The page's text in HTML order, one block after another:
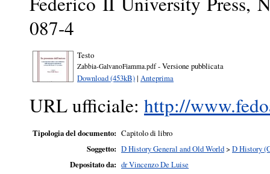
087-4
Testo
Zabbia-GalvanoFiamma.pdf- Versione pubblicata
Download (453kB)| Anteprima
URL ufficiale: http://
Tipologia del documento: Capitolo di libro
Soggetto: D History General and Old World> D History
Depositato da: dr Vincenzo De Luise